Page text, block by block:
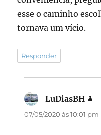
esse o caminho
tornava um vício.
Responder
LuDiasBH
07/05/2020 às 10:01 pm